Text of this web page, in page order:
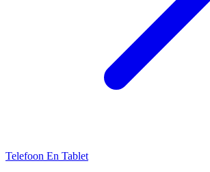
Telefoon En Tablet